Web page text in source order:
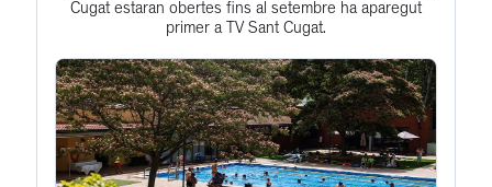
this
Cugat estaran obertes fins al setembre ha aparegut
primer a TV Sant Cugat.